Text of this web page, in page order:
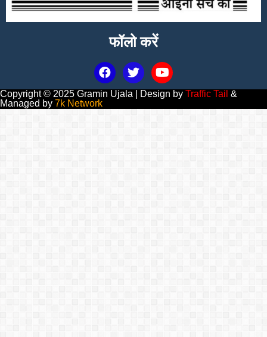
फॉलो करें
Copyright © 2025 Gramin Ujala | Design by Traffic Tail &
Managed by 7k Network